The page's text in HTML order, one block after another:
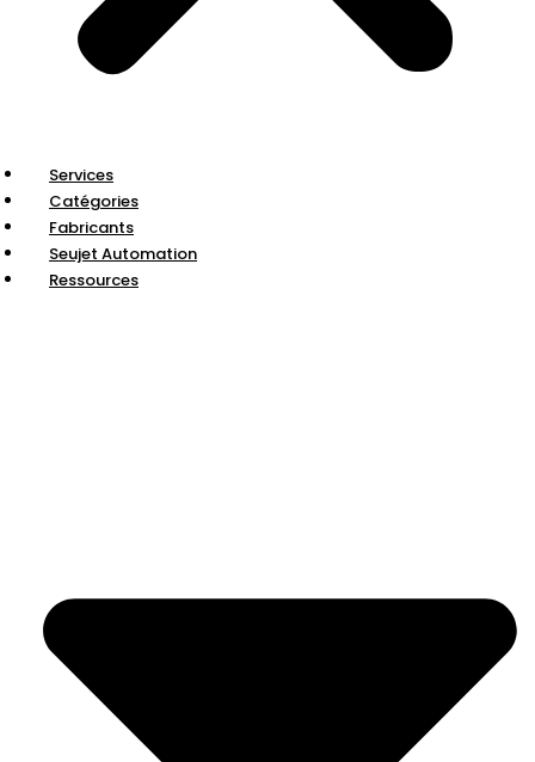
Services
Catégories
Fabricants
Seujet Automation
Ressources